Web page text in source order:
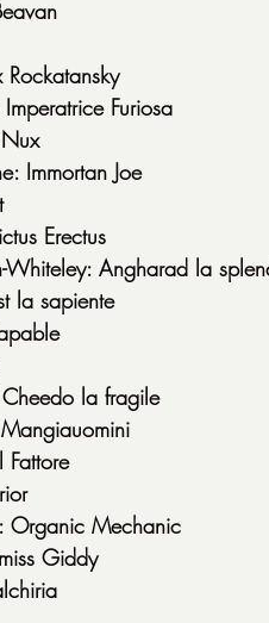
Furiosa
Immortan Joe
Erectus
Whiteley: Angharad la
la sapiente
la fragile
Fattore
Organic Mechanic
Giddy